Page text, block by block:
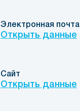
Электронная почта
Открыть данные
Сайт
Открыть данные